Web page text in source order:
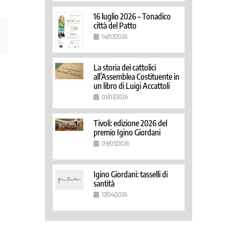
16 luglio 2026 – Tonadico
città del Patto
14/07/2026
La storia dei cattolici
all’Assemblea Costituente in
un libro di Luigi Accattoli
01/07/2026
Tivoli: edizione 2026 del
premio Igino Giordani
09/05/2026
Igino Giordani: tasselli di
santità
17/04/2026